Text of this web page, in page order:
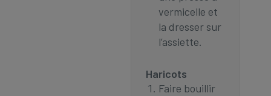
vermicelle et
la dresser sur
l’assiette. ​
Haricots
Faire bouillir